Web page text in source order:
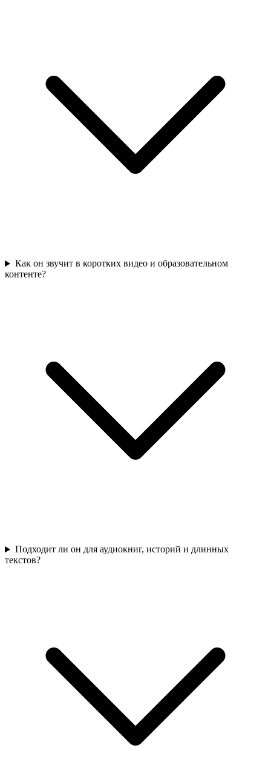
Как он звучит в коротких видео и образовательном
контенте?
Подходит ли он для аудиокниг, историй и длинных
текстов?